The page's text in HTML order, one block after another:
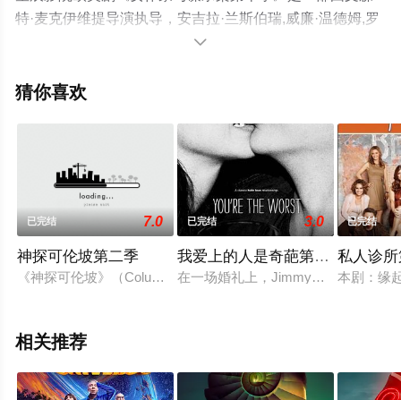
特·麦克伊维提导演执导，安吉拉·兰斯伯瑞,威廉·温德姆,罗
恩·马萨克,路易斯·赫特哈姆,韦恩·罗杰斯等演员精彩演绎的
观看高清无删减完整版电视剧全集就上星辰电影院，更多

猜你喜欢
已完结 7.0
神探可伦坡第二季
《神探可伦坡》（Columbo）是一个有名的经典美国电视电影，
已完结 3.0
我爱上的人是奇葩第一季
在一场婚礼上，Jimmy（克里斯·吉
已完结
私人诊
本剧：缘
相关推荐